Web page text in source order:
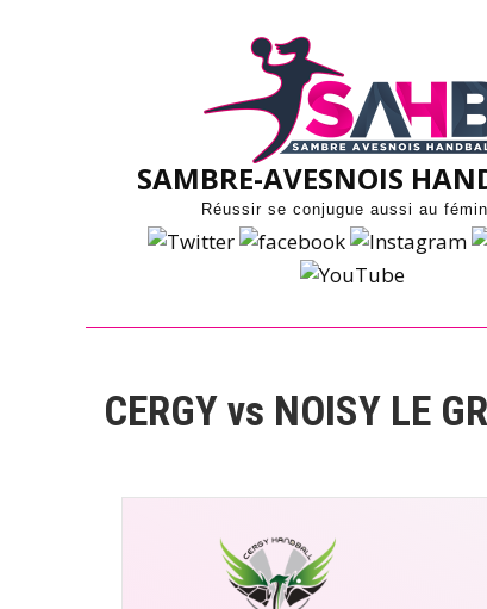
SAMBRE-AVESNOIS
Réussir se conjugue aussi au
CERGY vs NOISY LE